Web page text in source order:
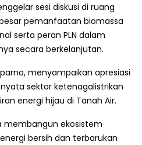
sesi diskusi di ruang
pemanfaatan biomassa
serta peran PLN dalam
secara berkelanjutan.
menyampaikan apresiasi
sektor ketenagalistrikan
energi hijau di Tanah Air.
membangun ekosistem
bersih dan terbarukan